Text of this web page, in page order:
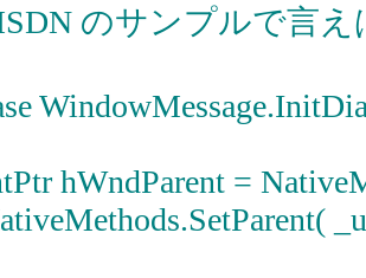
のサンプルで言
hWndParent =